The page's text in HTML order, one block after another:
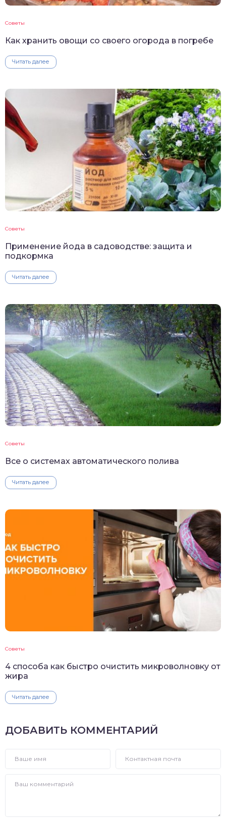
Советы
Как хранить овощи со своего огорода в погребе
Читать далее
Советы
Применение йода в садоводстве: защита и
подкормка
Читать далее
Советы
Все о системах автоматического полива
Читать далее
Советы
4 способа как быстро очистить микроволновку от
жира
Читать далее
ДОБАВИТЬ КОММЕНТАРИЙ